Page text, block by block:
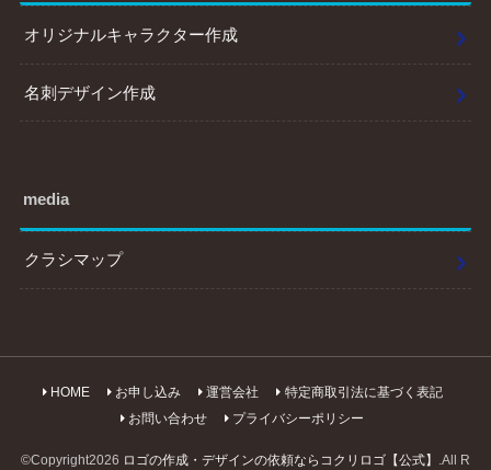
オリジナルキャラクター作成
名刺デザイン作成
media
クラシマップ
HOME お申し込み 運営会社
特定商取引法に基づく表記
お問い合わせ
プライバシーポリシー
©Copyright2026 ロゴの作成・デザインの依頼ならコクリロゴ【公式】
.All R